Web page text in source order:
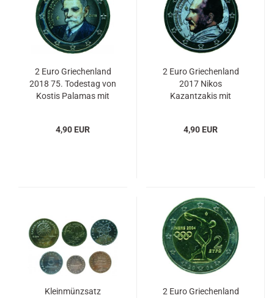
2 Euro Griechenland
2018 75. Todestag von
Kostis Palamas mit
4,90 EUR
2 Euro Griechenland
2017 Nikos
Kazantzakis mit
4,90 EUR
Kleinmünzsatz
2 Euro Griechenland